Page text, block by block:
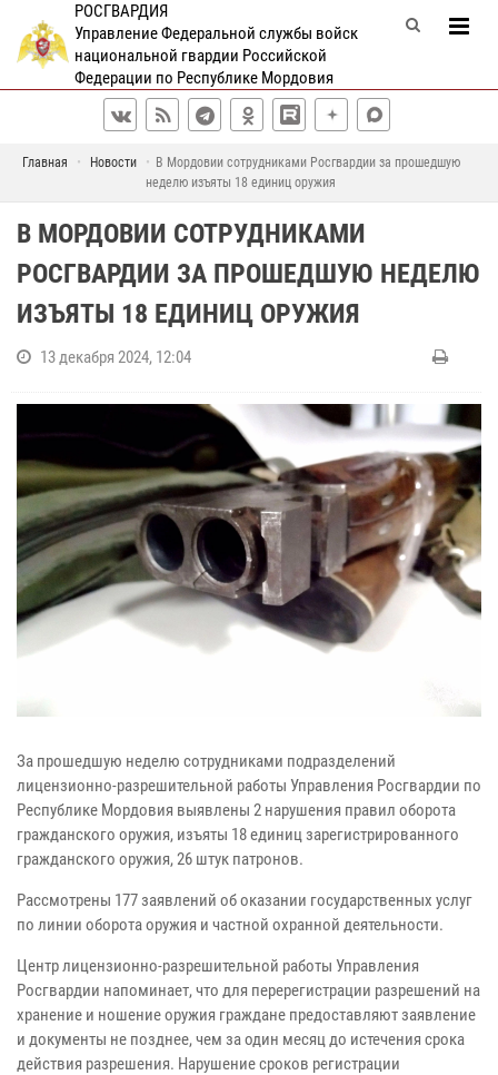
РОСГВАРДИЯ
Управление Федеральной службы войск
национальной гвардии Российской
Федерации по Республике Мордовия
Главная Новости
В Мордовии сотрудниками Росгвардии за прошедшую
неделю изъяты 18 единиц оружия
В МОРДОВИИ СОТРУДНИКАМИ
РОСГВАРДИИ ЗА ПРОШЕДШУЮ НЕДЕЛЮ
ИЗЪЯТЫ 18 ЕДИНИЦ ОРУЖИЯ
13 декабря 2024, 12:04
За прошедшую неделю сотрудниками подразделений
лицензионно-разрешительной работы Управления Росгвардии по
Республике Мордовия выявлены 2 нарушения правил оборота
гражданского оружия, изъяты 18 единиц зарегистрированного
гражданского оружия, 26 штук патронов.
Рассмотрены 177 заявлений об оказании государственных услуг
по линии оборота оружия и частной охранной деятельности.
Центр лицензионно-разрешительной работы Управления
Росгвардии напоминает, что для перерегистрации разрешений на
хранение и ношение оружия граждане предоставляют заявление
и документы не позднее, чем за один месяц до истечения срока
действия разрешения. Нарушение сроков регистрации